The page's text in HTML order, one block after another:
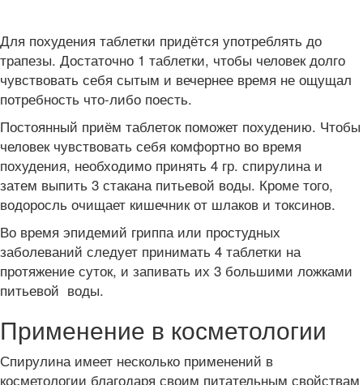
Для похудения таблетки придётся употреблять до
трапезы. Достаточно 1 таблетки, чтобы человек долго
чувствовать себя сытым и вечернее время не ощущал
потребность что-либо поесть.
Постоянный приём таблеток поможет похудению. Чтобы
человек чувствовать себя комфортно во время
похудения, необходимо принять 4 гр. спирулина и
затем выпить 3 стакана питьевой воды. Кроме того,
водоросль очищает кишечник от шлаков и токсинов.
Во время эпидемий гриппа или простудных
заболеваний следует принимать 4 таблетки на
протяжение суток, и запивать их 3 большими ложками
питьевой воды.
Применение в косметологии
Спирулина имеет несколько применений в
косметологии благодаря своим питательным свойствам